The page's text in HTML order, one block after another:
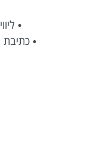
•
• כתיבת